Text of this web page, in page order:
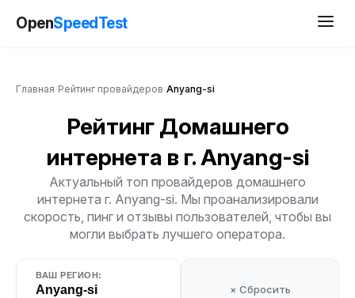
OpenSpeedTest
Главная Рейтинг провайдеров Anyang-si
Рейтинг Домашнего
интернета в г. Anyang-si
Актуальный топ провайдеров домашнего
интернета г. Anyang-si. Мы проанализировали
скорость, пинг и отзывы пользователей, чтобы вы
могли выбрать лучшего оператора.
ВАШ РЕГИОН:
Anyang-si × Сбросить